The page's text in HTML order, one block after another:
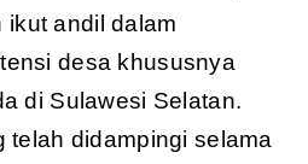
ikut andil dalam
desa khususnya
di Sulawesi Selatan.
telah didampingi selama